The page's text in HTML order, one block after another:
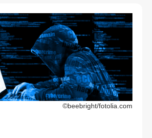
©beebright/fotolia.com